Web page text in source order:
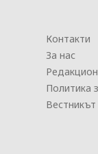
Контакти
За нас
Политика
Вестникът